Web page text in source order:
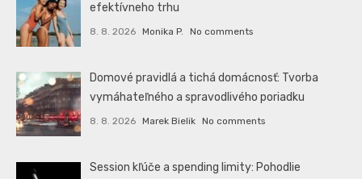
efektívneho trhu
8. 8. 2026 Monika P. No comments
Domové pravidlá a tichá domácnosť: Tvorba
vymáhateľného a spravodlivého poriadku
8. 8. 2026 Marek Bielik No comments
Session kľúče a spending limity: Pohodlie